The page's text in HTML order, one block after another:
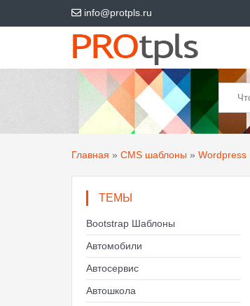
info@protpls.ru
Главная » CMS шаблоны »
ТЕМЫ
Bootstrap Шаблоны
Автомобили
Автосервис
Автошкола